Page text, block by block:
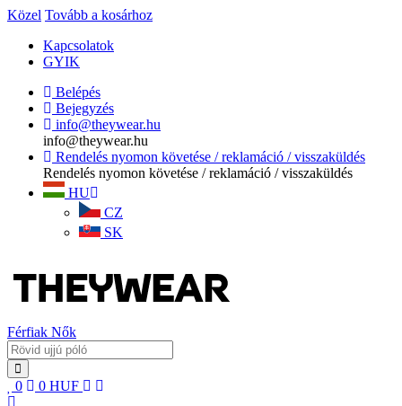
Közel Tovább a kosárhoz
Kapcsolatok
GYIK
Belépés
Bejegyzés
info@theywear.hu
info@theywear.hu
Rendelés nyomon követése / reklamáció / visszaküldés
Rendelés nyomon követése / reklamáció / visszaküldés
HU
CZ
SK
Férfiak Nők
0 0 HUF